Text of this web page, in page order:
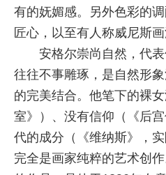
有的妩媚感。另外色彩的
匠心，以至有人称威尼斯画
安格尔崇尚自然，代表
往往不事雕琢，是自然形
的完美结合。他笔下的裸
室》）、没有信仰（《后
代的成分（《维纳斯》，
完全是画家纯粹的艺术创